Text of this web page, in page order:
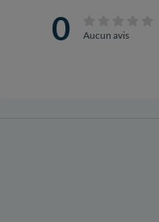
0 Aucun avis